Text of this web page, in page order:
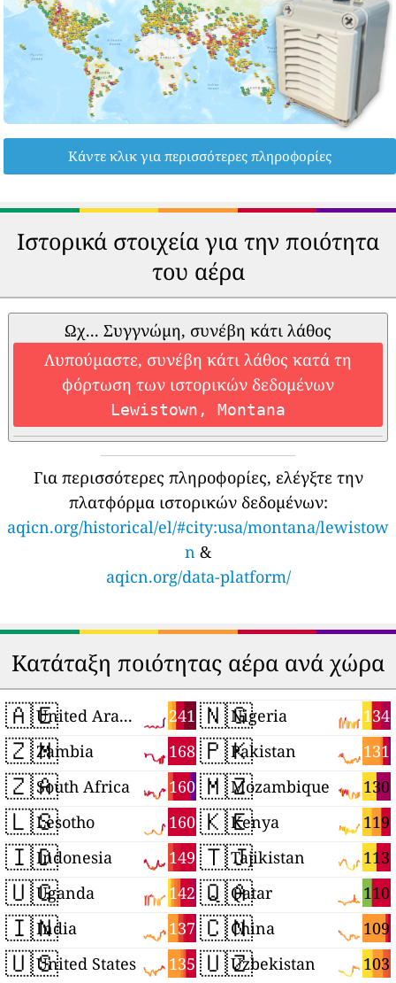
Κάντε κλικ για περισσότερες πληροφορίες
Ιστορικά στοιχεία για την ποιότητα
του αέρα
Ωχ... Συγγνώμη, συνέβη κάτι λάθος
Λυπούμαστε, συνέβη κάτι λάθος κατά τη
φόρτωση των ιστορικών δεδομένων
Lewistown, Montana
Για περισσότερες πληροφορίες, ελέγξτε την
πλατφόρμα ιστορικών δεδομένων:
aqicn.org/historical/el/#city:usa/montana/lewistow
n &
aqicn.org/data-platform/
Κατάταξη ποιότητας αέρα ανά χώρα
🇦🇪 241
United Arab Emirates
🇿🇲 168
Zambia
🇿🇦 160
South Africa
🇱🇸 160
Lesotho
🇮🇩 149
Indonesia
🇺🇬 142
Uganda
🇮🇳 137
India
🇺🇸 135
United States
🇳🇬 134
Nigeria
🇵🇰 131
Pakistan
🇲🇿 130
Mozambique
🇰🇪 119
Kenya
🇹🇯 113
Tajikistan
🇶🇦 110
Qatar
🇨🇳 109
China
🇺🇿 103
Uzbekistan